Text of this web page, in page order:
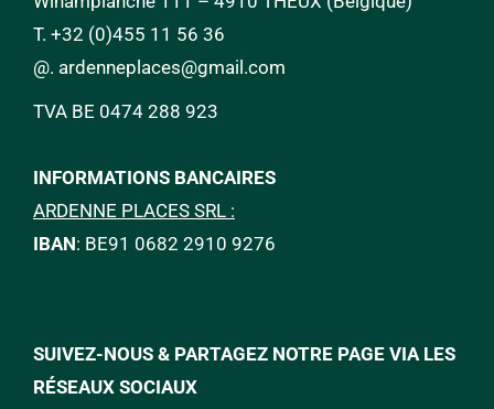
T. +32 (0)455 11 56 36
@. ardenneplaces@gmail.com
TVA BE 0474 288 923
INFORMATIONS BANCAIRES
ARDENNE PLACES SRL :
IBAN: BE91 0682 2910 9276
SUIVEZ-NOUS & PARTAGEZ NOTRE PAGE VIA LES
RÉSEAUX SOCIAUX